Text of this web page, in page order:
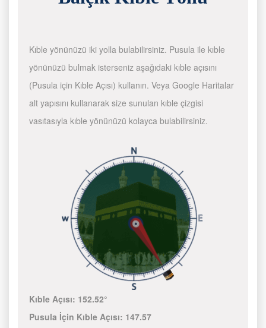
Kıble yönünüzü iki yolla bulabilirsiniz. Pusula ile kıble
yönünüzü bulmak isterseniz aşağıdaki kıble açısını
(Pusula için Kıble Açısı) kullanın. Veya Google Haritalar
alt yapısını kullanarak size sunulan kıble çizgisi
vasıtasıyla kıble yönünüzü kolayca bulabilirsiniz.
Kıble Açısı: 152.52°
Pusula İçin Kıble Açısı: 147.57